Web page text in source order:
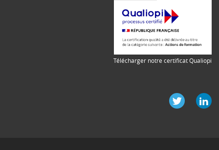
Télécharger notre certificat Qualiopi